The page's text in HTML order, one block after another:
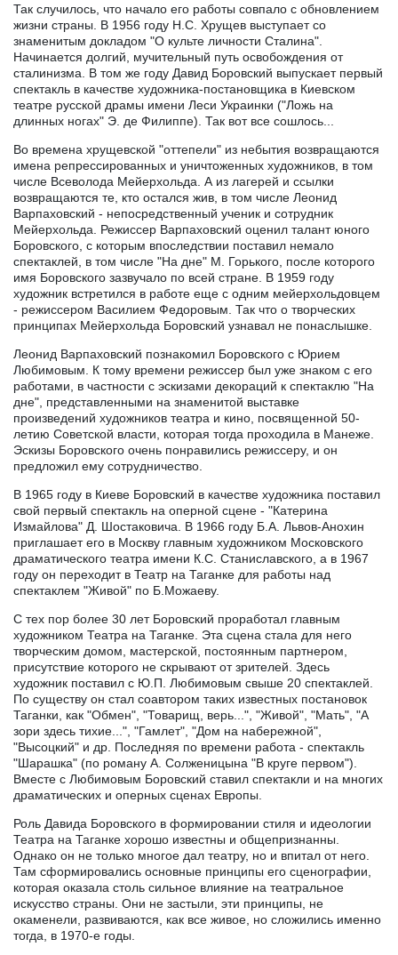
Так случилось, что начало его работы совпало с обновлением
жизни страны. В 1956 году Н.С. Хрущев выступает со
знаменитым докладом "О культе личности Сталина".
Начинается долгий, мучительный путь освобождения от
сталинизма. В том же году Давид Боровский выпускает первый
спектакль в качестве художника-постановщика в Киевском
театре русской драмы имени Леси Украинки ("Ложь на
длинных ногах" Э. де Филиппе). Так вот все сошлось...
Во времена хрущевской "оттепели" из небытия возвращаются
имена репрессированных и уничтоженных художников, в том
числе Всеволода Мейерхольда. А из лагерей и ссылки
возвращаются те, кто остался жив, в том числе Леонид
Варпаховский - непосредственный ученик и сотрудник
Мейерхольда. Режиссер Варпаховский оценил талант юного
Боровского, с которым впоследствии поставил немало
спектаклей, в том числе "На дне" М. Горького, после которого
имя Боровского зазвучало по всей стране. В 1959 году
художник встретился в работе еще с одним мейерхольдовцем
- режиссером Василием Федоровым. Так что о творческих
принципах Мейерхольда Боровский узнавал не понаслышке.
Леонид Варпаховский познакомил Боровского с Юрием
Любимовым. К тому времени режиссер был уже знаком с его
работами, в частности с эскизами декораций к спектаклю "На
дне", представленными на знаменитой выставке
произведений художников театра и кино, посвященной 50-
летию Советской власти, которая тогда проходила в Манеже.
Эскизы Боровского очень понравились режиссеру, и он
предложил ему сотрудничество.
В 1965 году в Киеве Боровский в качестве художника поставил
свой первый спектакль на оперной сцене - "Катерина
Измайлова" Д. Шостаковича. В 1966 году Б.А. Львов-Анохин
приглашает его в Москву главным художником Московского
драматического театра имени К.С. Станиславского, а в 1967
году он переходит в Театр на Таганке для работы над
спектаклем "Живой" по Б.Можаеву.
С тех пор более 30 лет Боровский проработал главным
художником Театра на Таганке. Эта сцена стала для него
творческим домом, мастерской, постоянным партнером,
присутствие которого не скрывают от зрителей. Здесь
художник поставил с Ю.П. Любимовым свыше 20 спектаклей.
По существу он стал соавтором таких известных постановок
Таганки, как "Обмен", "Товарищ, верь...", "Живой", "Мать", "А
зори здесь тихие...", "Гамлет", "Дом на набережной",
"Высоцкий" и др. Последняя по времени работа - спектакль
"Шарашка" (по роману А. Солженицына "В круге первом").
Вместе с Любимовым Боровский ставил спектакли и на многих
драматических и оперных сценах Европы.
Роль Давида Боровского в формировании стиля и идеологии
Театра на Таганке хорошо известны и общепризнанны.
Однако он не только многое дал театру, но и впитал от него.
Там сформировались основные принципы его сценографии,
которая оказала столь сильное влияние на театральное
искусство страны. Они не застыли, эти принципы, не
окаменели, развиваются, как все живое, но сложились именно
тогда, в 1970-е годы.